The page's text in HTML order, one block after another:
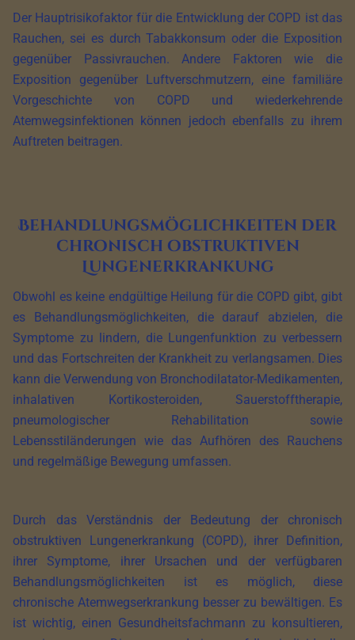
Der Hauptrisikofaktor für die Entwicklung der COPD ist das
Rauchen, sei es durch Tabakkonsum oder die Exposition
gegenüber Passivrauchen. Andere Faktoren wie die
Exposition gegenüber Luftverschmutzern, eine familiäre
Vorgeschichte von COPD und wiederkehrende
Atemwegsinfektionen können jedoch ebenfalls zu ihrem
Auftreten beitragen.
Behandlungsmöglichkeiten der
chronisch obstruktiven
Lungenerkrankung
Obwohl es keine endgültige Heilung für die COPD gibt, gibt
es Behandlungsmöglichkeiten, die darauf abzielen, die
Symptome zu lindern, die Lungenfunktion zu verbessern
und das Fortschreiten der Krankheit zu verlangsamen. Dies
kann die Verwendung von Bronchodilatator-Medikamenten,
inhalativen Kortikosteroiden, Sauerstofftherapie,
pneumologischer Rehabilitation sowie
Lebensstiländerungen wie das Aufhören des Rauchens
und regelmäßige Bewegung umfassen.
Durch das Verständnis der Bedeutung der chronisch
obstruktiven Lungenerkrankung (COPD), ihrer Definition,
ihrer Symptome, ihrer Ursachen und der verfügbaren
Behandlungsmöglichkeiten ist es möglich, diese
chronische Atemwegserkrankung besser zu bewältigen. Es
ist wichtig, einen Gesundheitsfachmann zu konsultieren,